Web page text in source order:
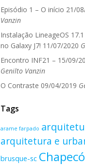
Episódio 1 – O início 21/
Vanzin
Instalação LineageOS
no Galaxy J7! 11/07/2020
Encontro INF21 – 15/09/
Genilto Vanzin
O Contraste 09/04/2019
Tags
arame farpado
arquitetura e
brusque-sc